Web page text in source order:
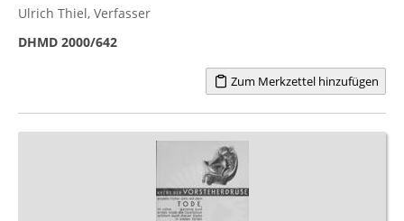
Ulrich Thiel, Verfasser
DHMD 2000/642
Zum Merkzettel hinzufügen